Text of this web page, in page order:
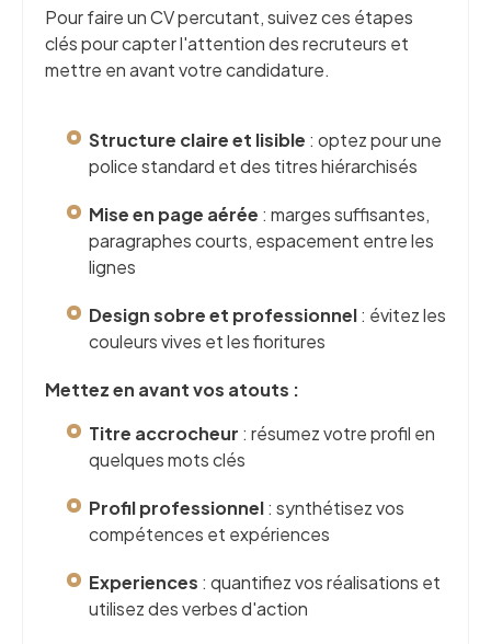
Pour faire un CV percutant, suivez ces étapes
clés pour capter l'attention des recruteurs et
mettre en avant votre candidature.
Structure claire et lisible : optez pour une
police standard et des titres hiérarchisés
Mise en page aérée : marges suffisantes,
paragraphes courts, espacement entre les
lignes
Design sobre et professionnel: évitez les
couleurs vives et les fioritures
Mettez en avant vos atouts :
Titre accrocheur : résumez votre profil en
quelques mots clés
Profil professionnel: synthétisez vos
compétences et expériences
Experiences : quantifiez vos réalisations et
utilisez des verbes d'action